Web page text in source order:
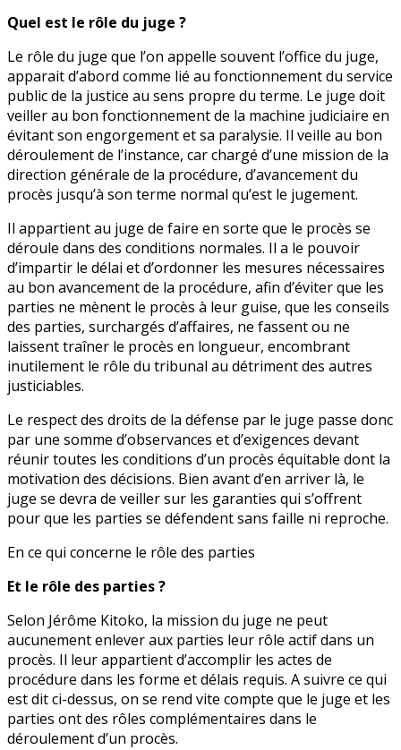
Quel est le rôle du juge ?
Le rôle du juge que l’on appelle souvent l’office du juge,
apparait d’abord comme lié au fonctionnement du service
public de la justice au sens propre du terme. Le juge doit
veiller au bon fonctionnement de la machine judiciaire en
évitant son engorgement et sa paralysie. Il veille au bon
déroulement de l’instance, car chargé d’une mission de la
direction générale de la procédure, d’avancement du
procès jusqu’à son terme normal qu’est le jugement.
Il appartient au juge de faire en sorte que le procès se
déroule dans des conditions normales. Il a le pouvoir
d’impartir le délai et d’ordonner les mesures nécessaires
au bon avancement de la procédure, afin d’éviter que les
parties ne mènent le procès à leur guise, que les conseils
des parties, surchargés d’affaires, ne fassent ou ne
laissent traîner le procès en longueur, encombrant
inutilement le rôle du tribunal au détriment des autres
justiciables.
Le respect des droits de la défense par le juge passe donc
par une somme d’observances et d’exigences devant
réunir toutes les conditions d’un procès équitable dont la
motivation des décisions. Bien avant d’en arriver là, le
juge se devra de veiller sur les garanties qui s’offrent
pour que les parties se défendent sans faille ni reproche.
En ce qui concerne le rôle des parties
Et le rôle des parties ?
Selon Jérôme Kitoko, la mission du juge ne peut
aucunement enlever aux parties leur rôle actif dans un
procès. Il leur appartient d’accomplir les actes de
procédure dans les forme et délais requis. A suivre ce qui
est dit ci-dessus, on se rend vite compte que le juge et les
parties ont des rôles complémentaires dans le
déroulement d’un procès.